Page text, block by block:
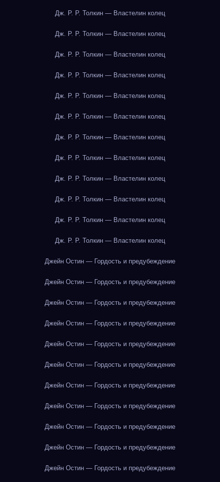
Дж. Р. Р. Толкин — Властелин колец
Дж. Р. Р. Толкин — Властелин колец
Дж. Р. Р. Толкин — Властелин колец
Дж. Р. Р. Толкин — Властелин колец
Дж. Р. Р. Толкин — Властелин колец
Дж. Р. Р. Толкин — Властелин колец
Дж. Р. Р. Толкин — Властелин колец
Дж. Р. Р. Толкин — Властелин колец
Дж. Р. Р. Толкин — Властелин колец
Дж. Р. Р. Толкин — Властелин колец
Дж. Р. Р. Толкин — Властелин колец
Дж. Р. Р. Толкин — Властелин колец
Джейн Остин — Гордость и предубеждение
Джейн Остин — Гордость и предубеждение
Джейн Остин — Гордость и предубеждение
Джейн Остин — Гордость и предубеждение
Джейн Остин — Гордость и предубеждение
Джейн Остин — Гордость и предубеждение
Джейн Остин — Гордость и предубеждение
Джейн Остин — Гордость и предубеждение
Джейн Остин — Гордость и предубеждение
Джейн Остин — Гордость и предубеждение
Джейн Остин — Гордость и предубеждение